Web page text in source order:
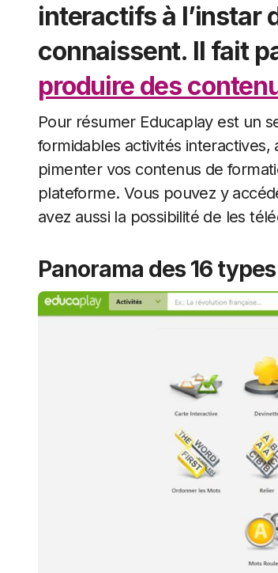
interactifs à l’instar
connaissent. Il fait
produire des
Pour résumer Educaplay est un service gratuit avec lequel vous allez pouvoir réaliser des
formidables activités
pimenter vos contenus de
plateforme. Vous pouvez y
avez aussi la possibilité de les
Panorama des 16